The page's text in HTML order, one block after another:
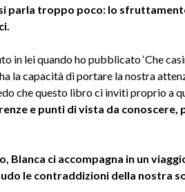
parla troppo poco: lo
in lei quando ho pubblicato ‘Che
ha la capacità di portare la nostra
che questo libro ci inviti proprio a
e punti di vista da conoscere,
ci accompagna in un
le contraddizioni della nostra